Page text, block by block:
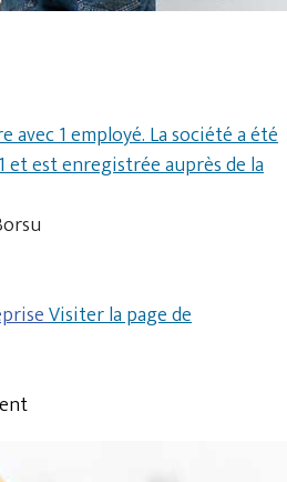
1 employé. La société a été
est enregistrée auprès de la
Visiter la page de